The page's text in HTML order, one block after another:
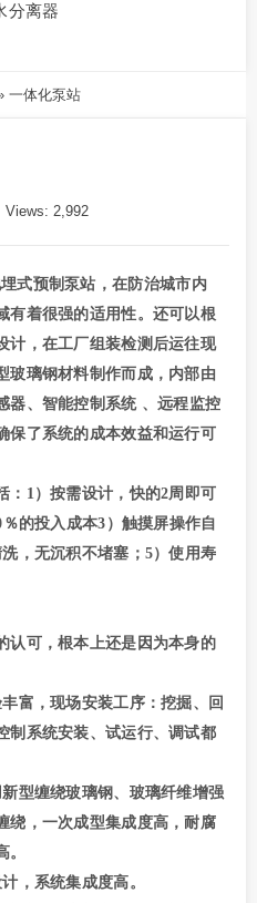
分离器
一体化泵站
Views: 2,992
式预制泵站，在防治城市内
有着很强的适用性。还可以根
计，在工厂组装检测后运往现
玻璃钢材料制作而成，内部由
器、智能控制系统 、远程监控
保了系统的成本效益和运行可
：1）按需设计，快的2周即可
的投入成本3）触摸屏操作自
，无沉积不堵塞；5）使用寿
认可，根本上还是因为本身的
富，现场安装工序：挖掘、回
制系统安装、试运行、调试都
型缠绕玻璃钢、玻璃纤维增强
绕，一次成型集成度高，耐腐
，系统集成度高。